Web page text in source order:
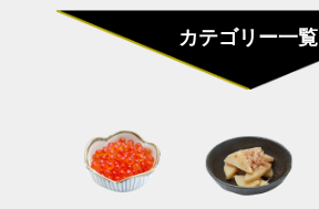
カテゴリー一覧